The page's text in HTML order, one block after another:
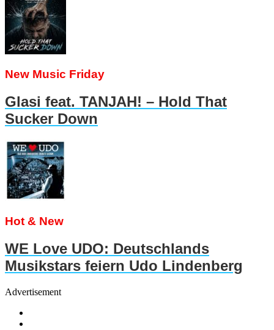
New Music Friday
Glasi feat. TANJAH! – Hold That
Sucker Down
Hot & New
WE Love UDO: Deutschlands
Musikstars feiern Udo Lindenberg
Advertisement